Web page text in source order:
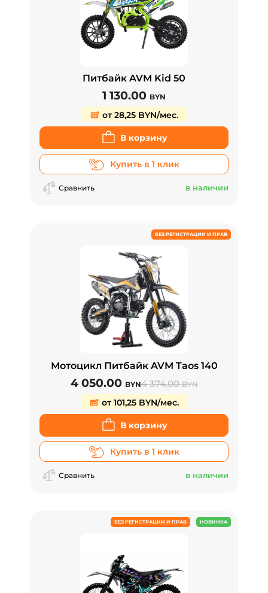
Питбайк AVM Kid 50
1 130.00 BYN
от 28,25 BYN/мес.
В корзину
Купить в 1 клик
Сравнить в наличии
БЕЗ РЕГИСТРАЦИИ И ПРАВ
Мотоцикл Питбайк AVM Taos 140
4 050.00 BYN4 374.00BYN
от 101,25 BYN/мес.
В корзину
Купить в 1 клик
Сравнить в наличии
БЕЗ РЕГИСТРАЦИИ И ПРАВ НОВИНКА